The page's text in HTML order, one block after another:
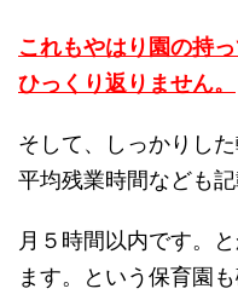
これもやはり園の持
ひっくり返りません。
そして、しっかりし
平均残業時間なども記
月５時間以内です。
ます。という保育園